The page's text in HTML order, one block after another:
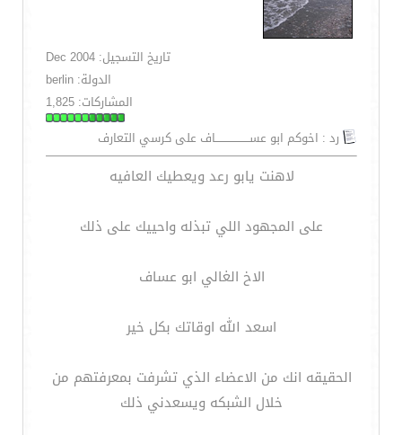
تاريخ التسجيل: Dec 2004
الدولة: berlin
المشاركات: 1,825
رد : اخوكم ابو عســـــــــــــــــــاف على كرسي التعارف
لاهنت يابو رعد ويعطيك العافيه
على المجهود اللي تبذله واحييك على ذلك
الاخ الغالي ابو عساف
اسعد الله اوقاتك بكل خير
الحقيقه انك من الاعضاء الذي تشرفت بمعرفتهم من
خلال الشبكه ويسعدني ذلك